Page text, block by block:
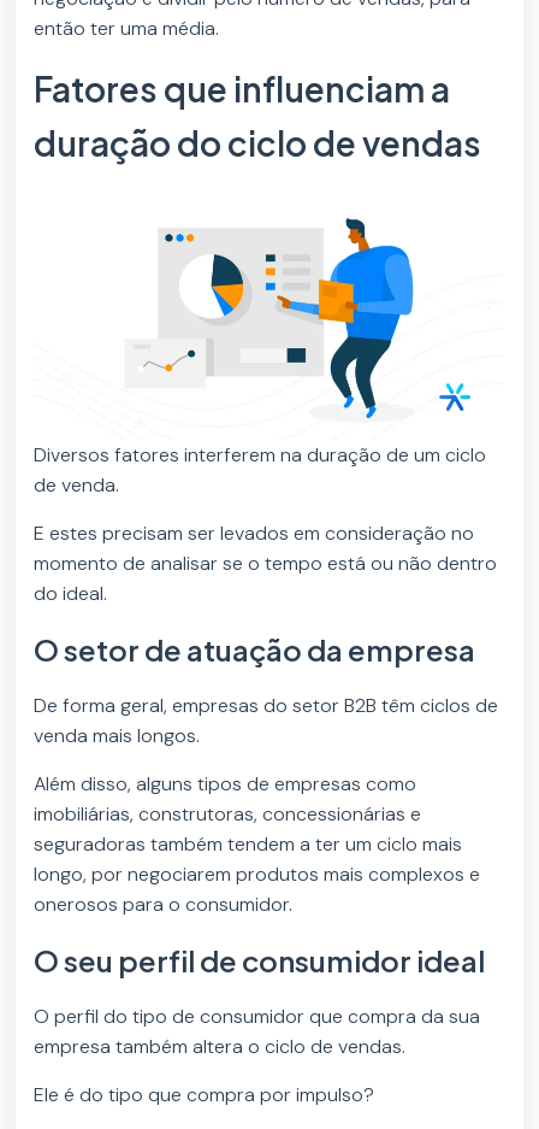
então ter uma média.
Fatores que influenciam a
duração do ciclo de vendas
Diversos fatores interferem na duração de um ciclo
de venda.
E estes precisam ser levados em consideração no
momento de analisar se o tempo está ou não dentro
do ideal.
O setor de atuação da empresa
De forma geral, empresas do setor B2B têm ciclos de
venda mais longos.
Além disso, alguns tipos de empresas como
imobiliárias, construtoras, concessionárias e
seguradoras também tendem a ter um ciclo mais
longo, por negociarem produtos mais complexos e
onerosos para o consumidor.
O seu perfil de consumidor ideal
O perfil do tipo de consumidor que compra da sua
empresa também altera o ciclo de vendas.
Ele é do tipo que compra por impulso?